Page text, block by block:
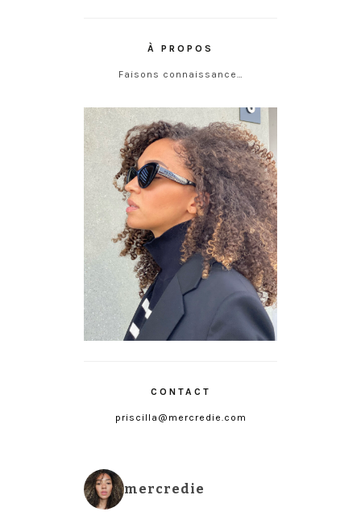
À PROPOS
Faisons connaissance…
CONTACT
priscilla@mercredie.com
mercredie